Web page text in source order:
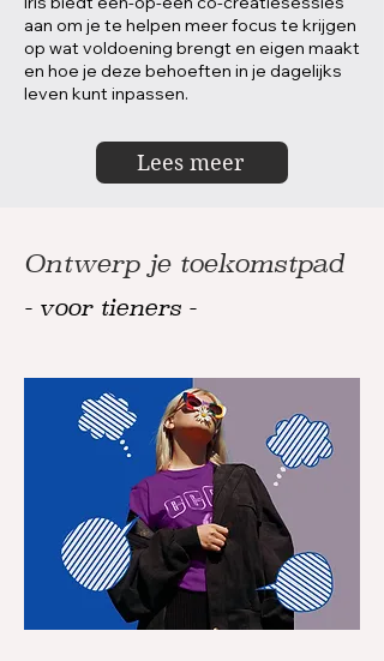
aan om je te helpen meer focus te krijgen
op wat voldoening brengt en eigen maakt
en hoe je deze behoeften in je dagelijks
leven kunt inpassen.
Lees meer
Ontwerp je toekomstpad
- voor tieners -